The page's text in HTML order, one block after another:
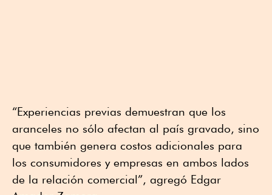
“Experiencias previas demuestran que los
aranceles no sólo afectan al país gravado, sino
que también genera costos adicionales para
los consumidores y empresas en ambos lados
de la relación comercial”, agregó Edgar